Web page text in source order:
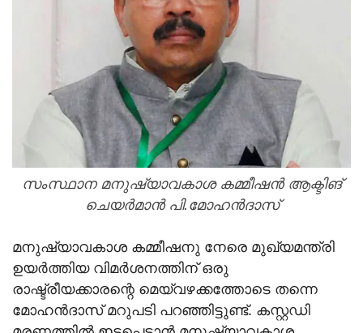
സംസ്ഥാന മനുഷ്യാവകാശ കമ്മീഷന്‍ ആക്ടിങ്
ചെയര്‍മാന്‍ പി.മോഹന്‍ദാസ്‌
മനുഷ്യാവകാശ കമ്മീഷനു നേരെ മുഖ്യമന്ത്രി
ഉയര്‍ത്തിയ വിമര്‍ശനത്തിന് ഒരു
രാഷ്ട്രീയക്കാരന്റെ മെയ്‌വഴക്കത്തോടെ തന്നെ
മോഹന്‍ദാസ് മറുപടി പറഞ്ഞിട്ടുണ്ട്. കസ്റ്റഡി